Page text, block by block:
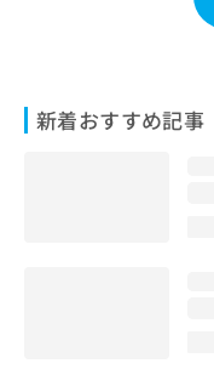
新着おすすめ記事
わ
せ